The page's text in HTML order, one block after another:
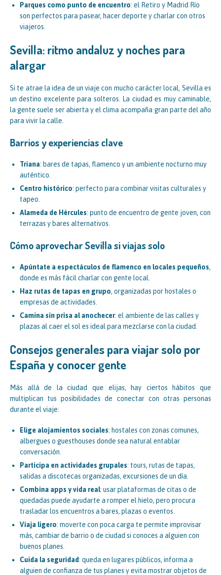
Parques como punto de encuentro: el Retiro y Madrid Río
son perfectos para pasear, hacer deporte y charlar con otros
viajeros.
Sevilla: ritmo andaluz y noches para
alargar
Si te atrae la idea de un viaje con mucho carácter local, Sevilla es
un destino excelente para solteros. La ciudad es muy caminable,
la gente suele ser abierta y el clima acompaña gran parte del año
para vivir la calle.
Barrios y experiencias clave
Triana: bares de tapas, flamenco y un ambiente nocturno muy
auténtico.
Centro histórico: perfecto para combinar visitas culturales y
tapeo.
Alameda de Hércules: punto de encuentro de gente joven, con
terrazas y bares alternativos.
Cómo aprovechar Sevilla si viajas solo
Apúntate a espectáculos de flamenco en locales pequeños,
donde es más fácil charlar con gente local.
Haz rutas de tapas en grupo, organizadas por hostales o
empresas de actividades.
Camina sin prisa al anochecer: el ambiente de las calles y
plazas al caer el sol es ideal para mezclarse con la ciudad.
Consejos generales para viajar solo por
España y conocer gente
Más allá de la ciudad que elijas, hay ciertos hábitos que
multiplican tus posibilidades de conectar con otras personas
durante el viaje:
Elige alojamientos sociales: hostales con zonas comunes,
albergues o guesthouses donde sea natural entablar
conversación.
Participa en actividades grupales: tours, rutas de tapas,
salidas a discotecas organizadas, excursiones de un día.
Combina apps y vida real: usar plataformas de citas o de
quedadas puede ayudarte a romper el hielo, pero procura
trasladar los encuentros a bares, plazas o eventos.
Viaja ligero: moverte con poca carga te permite improvisar
más, cambiar de barrio o de ciudad si conoces a alguien con
buenos planes.
Cuida la seguridad: queda en lugares públicos, informa a
alguien de confianza de tus planes y evita mostrar objetos de